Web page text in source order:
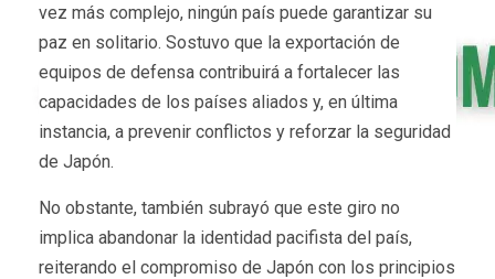
vez más complejo, ningún país puede garantizar su
paz en solitario. Sostuvo que la exportación de
equipos de defensa contribuirá a fortalecer las
capacidades de los países aliados y, en última
instancia, a prevenir conflictos y reforzar la seguridad
de Japón.
No obstante, también subrayó que este giro no
implica abandonar la identidad pacifista del país,
reiterando el compromiso de Japón con los principios